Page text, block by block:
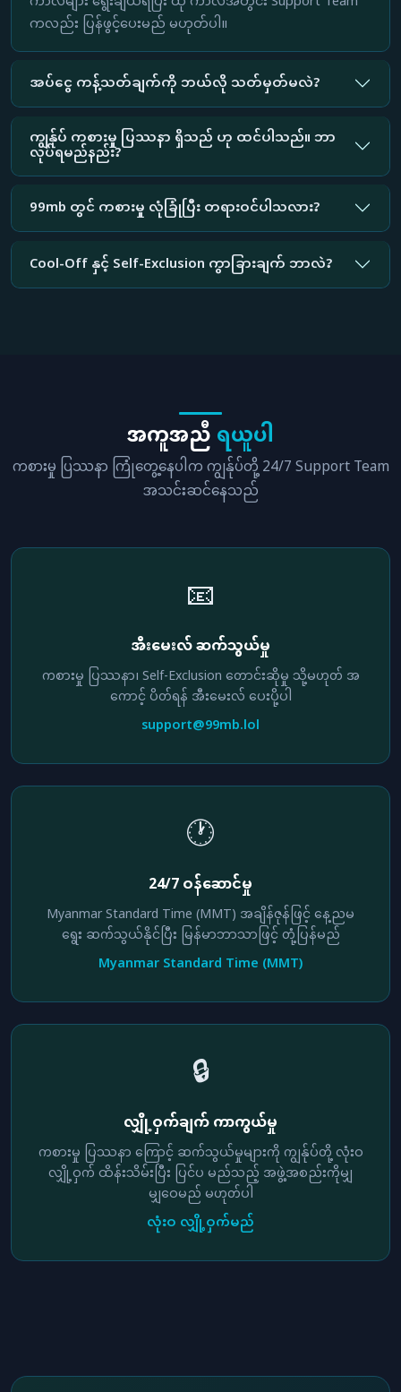
ကလည်း ပြန်ဖွင့်ပေးမည် မဟုတ်ပါ။
အပ်ငွေ ကန့်သတ်ချက်ကို ဘယ်လို သတ်မှတ်မလဲ?
ကျွန်ုပ် ကစားမှု ပြဿနာ ရှိသည် ဟု ထင်ပါသည်။ ဘာ
လုပ်ရမည်နည်း?
99mb တွင် ကစားမှု လုံခြုံပြီး တရားဝင်ပါသလား?
Cool-Off နှင့် Self-Exclusion ကွာခြားချက် ဘာလဲ?
အကူအညီရယူပါ
ကစားမှု ပြဿနာ ကြုံတွေ့နေပါက ကျွန်ုပ်တို့ 24/7 Support Team
အသင်းဆင်နေသည်
📧
အီးမေးလ် ဆက်သွယ်မှု
ကစားမှု ပြဿနာ၊ Self-Exclusion တောင်းဆိုမှု သို့မဟုတ် အ
ကောင့် ပိတ်ရန် အီးမေးလ် ပေးပို့ပါ
support@99mb.lol
🕐
24/7 ဝန်ဆောင်မှု
Myanmar Standard Time (MMT) အချိန်ဇုန်ဖြင့် နေ့ညမ
ရွေး ဆက်သွယ်နိုင်ပြီး မြန်မာဘာသာဖြင့် တုံ့ပြန်မည်
Myanmar Standard Time (MMT)
🔒
လျှို့ဝှက်ချက် ကာကွယ်မှု
ကစားမှု ပြဿနာ ကြောင့် ဆက်သွယ်မှုများကို ကျွန်ုပ်တို့ လုံးဝ
လျှို့ဝှက် ထိန်းသိမ်းပြီး ပြင်ပ မည်သည့် အဖွဲ့အစည်းကိုမျှ
မျှဝေမည် မဟုတ်ပါ
လုံးဝ လျှို့ဝှက်မည်